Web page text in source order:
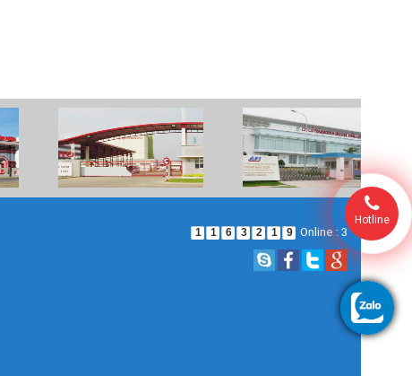
1 1 6 3 2 1 9 Online : 3
Hotline